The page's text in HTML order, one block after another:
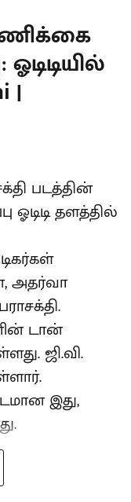
|
படத்தின்
தளத்தில்
அதர்வா
டான்
ஜி.வி.
இது,